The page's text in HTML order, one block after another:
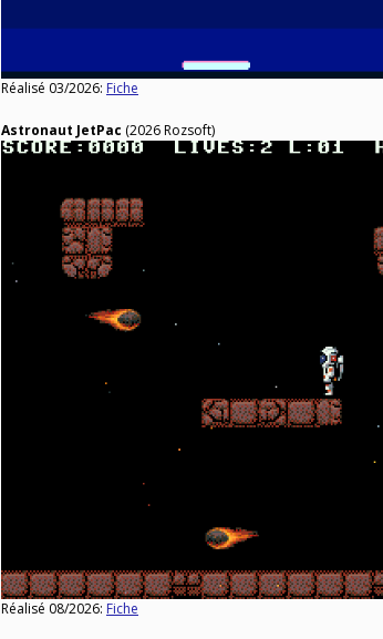
Réalisé 03/2026: Fiche
Astronaut JetPac (2026 Rozsoft)
Réalisé 08/2026: Fiche